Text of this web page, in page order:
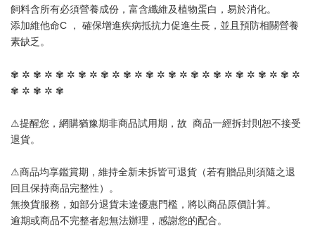
飼料含所有必須營養成份，富含纖維及植物蛋白，易於消化。
添加維他命C ， 確保增進疾病抵抗力促進生長，並且預防相關營養
素缺乏。
✾ ✲ ✾ ✲ ✾ ✲ ✾ ✲ ✾ ✲ ✾ ✲ ✾ ✲ ✾ ✲ ✾ ✲ ✾ ✲ ✾ ✲ ✾ ✲ ✾ ✲
✾ ✲ ✾ ✲ ✾
⚠提醒您，網購猶豫期非商品試用期，故  商品一經拆封則恕不接受
退貨。
⚠商品均享鑑賞期，維持全新未拆皆可退貨（若有贈品則須隨之退
回且保持商品完整性）。
無換貨服務，如部分退貨未達優惠門檻，將以商品原價計算。
逾期或商品不完整者恕無法辦理，感謝您的配合。